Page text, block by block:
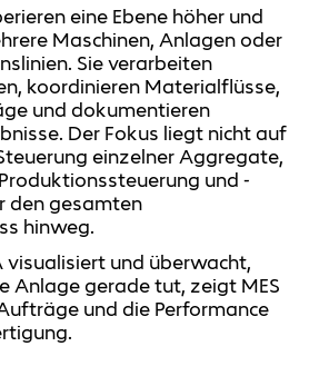
eine Ebene höher und
Maschinen, Anlagen oder
Sie verarbeiten
koordinieren Materialflüsse,
und dokumentieren
Der Fokus liegt nicht auf
einzelner Aggregate,
und -
den gesamten
hinweg.
visualisiert und überwacht,
Anlage gerade tut, zeigt MES
und die Performance